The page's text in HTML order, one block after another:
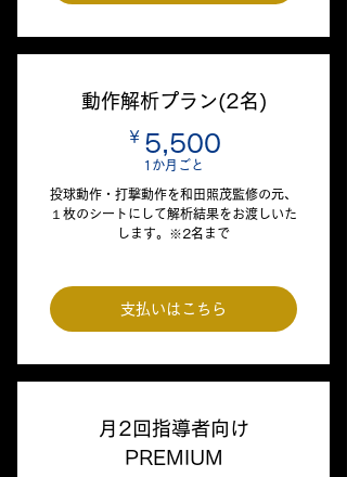
動作解析プラン(2名)
￥ 5,500
1か月ごと
投球動作・打撃動作を和田照茂監修の元、
１枚のシートにして解析結果をお渡しいた
します。※2名まで
支払いはこちら
月2回指導者向け
PREMIUM